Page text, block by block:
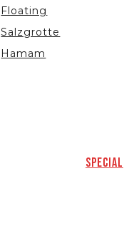
Floating
Salzgrotte
Hamam
Special